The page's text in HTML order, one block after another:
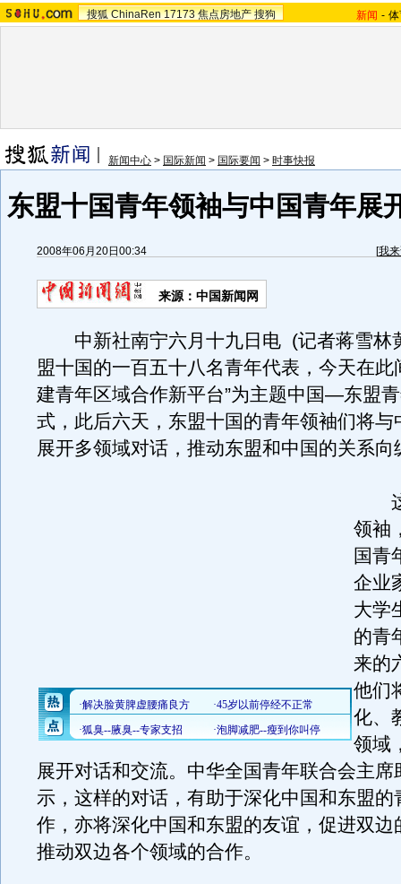
搜狐 ChinaRen 17173 焦点房地产 搜狗 新闻 -
新闻中心 > 国际新闻 > 国际要闻 > 时事快报
东盟十国青年领袖与中国青年展
2008年06月20日00:34 [我
来源：中国新闻网
中新社南宁六月十九日电 (记者蒋雪林
盟十国的一百五十八名青年代表，今天在此
建青年区域合作新平台”为主题中国—东盟
式，此后六天，东盟十国的青年领袖们将与
展开多领域对话，推动东盟和中国的关系向
这
领袖
国青
企业
大学
的青
来的
他们
化、
领域
展开对话和交流。中华全国青年联合会主席
示，这样的对话，有助于深化中国和东盟的
作，亦将深化中国和东盟的友谊，促进双边
推动双边各个领域的合作。